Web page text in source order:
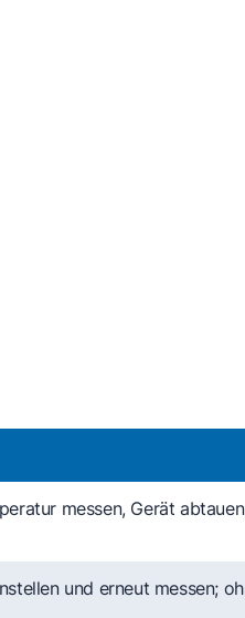
messen, Gerät
und erneut messen;